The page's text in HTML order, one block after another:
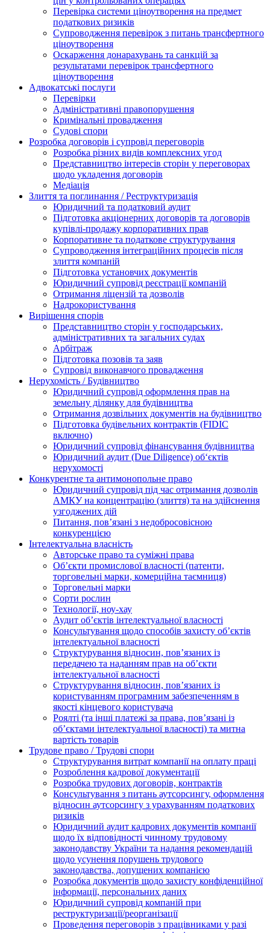
Перевірка системи ціноутворення на предмет
податкових ризиків
Супроводження перевірок з питань трансфертного
ціноутворення
Оскарження донарахувань та санкцій за
результатами перевірок трансфертного
ціноутворення
Адвокатські послуги
Перевірки
Адміністративні правопорушення
Кримінальні провадження
Судові спори
Розробка договорів і супровід переговорів
Розробка різних видів комплексних угод
Представництво інтересів сторін у переговорах
щодо укладення договорів
Медіація
Злиття та поглинання / Реструктуризація
Юридичний та податковий аудит
Підготовка акціонерних договорів та договорів
купівлі-продажу корпоративних прав
Корпоративне та податкове структурування
Супроводження інтеграційних процесів після
злиття компаній
Підготовка установчих документів
Юридичний супровід реєстрації компаній
Отримання ліцензій та дозволів
Надрокористування
Вирішення спорів
Представництво сторін у господарських,
адміністративних та загальних судах
Арбітраж
Підготовка позовів та заяв
Супровід виконавчого провадження
Нерухомість / Будівництво
Юридичний супровід оформлення прав на
земельну ділянку для будівництва
Отримання дозвільних документів на будівництво
Підготовка будівельних контрактів (FIDIC
включно)
Юридичний супровід фінансування будівництва
Юридичний аудит (Due Diligence) об‘єктів
нерухомості
Конкурентне та антимонопольне право
Юридичний супровід під час отримання дозволів
АМКУ на концентрацію (злиття) та на здійснення
узгоджених дій
Питання, пов’язані з недобросовісною
конкуренцією
Інтелектуальна власність
Авторське право та суміжні права
Oб’єкти промислової власності (патенти,
торговельні марки, комерційна таємниця)
Торговельні марки
Сорти рослин
Технології, ноу-хау
Аудит об’єктів інтелектуальної власності
Консультування щодо способів захисту об’єктів
інтелектуальної власності
Структурування відносин, пов’язаних із
передачею та наданням прав на об’єкти
інтелектуальної власності
Структурування відносин, пов’язаних із
користуванням програмним забезпеченням в
якості кінцевого користувача
Роялті (та інші платежі за права, пов’язані із
об’єктами інтелектуальної власності) та митна
вартість товарів
Трудове право / Трудові спори
Cтруктурування витрат компанії на оплату праці
Розроблення кадрової документації
Розробка трудових договорів, контрактів
Консультування з питань аутсорсингу, оформлення
відносин аутсорсингу з урахуванням податкових
ризиків
Юридичний аудит кадрових документів компанії
щодо їх відповідності чинному трудовому
законодавству України та надання рекомендацій
щодо усунення порушень трудового
законодавства, допущених компанією
Розробка документів щодо захисту конфіденційної
інформації, персональних даних
Юридичний супровід компаній при
реструктуризації/реорганізації
Проведення переговорів з працівниками у разі